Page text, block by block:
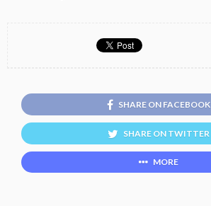
SHARE ON FACEBOOK
SHARE ON TWITTER
MORE